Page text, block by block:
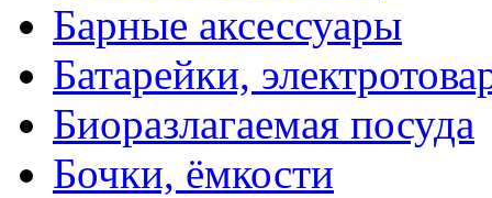
Барные аксессуары
Батарейки,
Биоразлагаемая посуда
Бочки, ёмкости